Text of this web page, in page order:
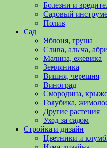
уходу
овощами,
растениями
Поможем
обустройстве
выращивании
Болезни и
Садовый
Полив
Сад
Яблоня, груша
Слива, алыча,
Малина, ежевика
Земляника
Вишня, черешня
Виноград
Смородина,
Голубика,
Другие растения
Уход за садом
Стройка и дизайн
Цветники и